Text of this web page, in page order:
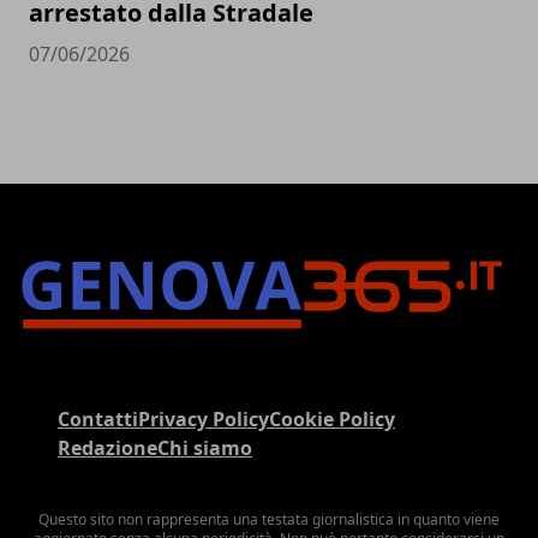
arrestato dalla Stradale
07/06/2026
ContattiPrivacy PolicyCookie Policy
RedazioneChi siamo
Questo sito non rappresenta una testata giornalistica in quanto viene